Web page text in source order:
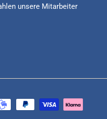
unsere Mitarbeiter